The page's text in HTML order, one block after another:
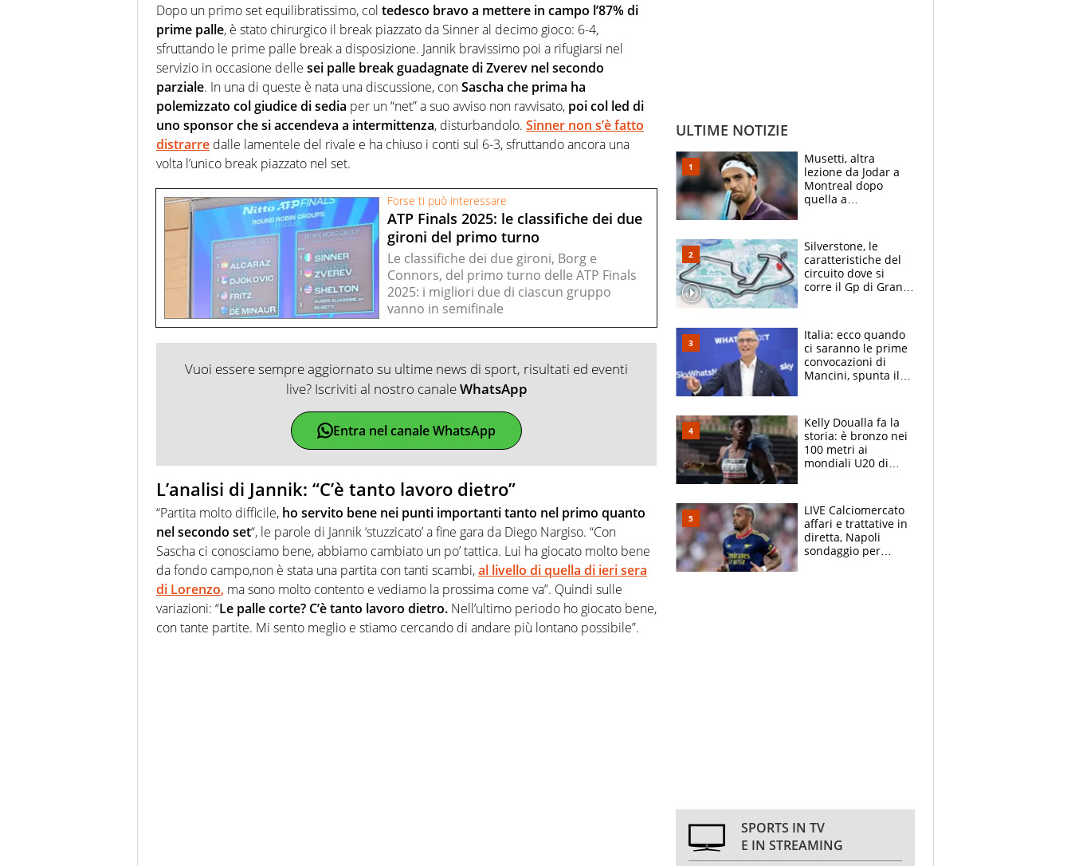
Dopo un primo set equilibratissimo, col tedesco bravo a mettere in campo l’87% di
prime palle, è stato chirurgico il break piazzato da Sinner al decimo gioco: 6-4,
sfruttando le prime palle break a disposizione. Jannik bravissimo poi a rifugiarsi nel
servizio in occasione delle sei palle break guadagnate di Zverev nel secondo
parziale. In una di queste è nata una discussione, conSascha che prima ha
polemizzato col giudice di sedia per un “net” a suo avviso non ravvisato, poi col led di
uno sponsor che si accendeva a intermittenza, disturbandolo. Sinner non s’è fatto
distrarre dalle lamentele del rivale e ha chiuso i conti sul 6-3, sfruttando ancora una
volta l’unico break piazzato nel set.
Forse ti può interessare
ATP Finals 2025: le classifiche dei due
gironi del primo turno
Le classifiche dei due gironi, Borg e
Connors, del primo turno delle ATP Finals
2025: i migliori due di ciascun gruppo
vanno in semifinale
Vuoi essere sempre aggiornato su ultime news di sport, risultati ed eventi
live? Iscriviti al nostro canaleWhatsApp
Entra nel canale WhatsApp
L’analisi di Jannik: “C’è tanto lavoro dietro”
“Partita molto difficile, ho servito bene nei punti importanti tanto nel primo quanto
nel secondo set“, le parole di Jannik ‘stuzzicato’ a fine gara da Diego Nargiso. “Con
Sascha ci conosciamo bene, abbiamo cambiato un po’ tattica. Lui ha giocato molto bene
da fondo campo,non è stata una partita con tanti scambi,al livello di quella di ieri sera
di Lorenzo, ma sono molto contento e vediamo la prossima come va”. Quindi sulle
variazioni: “Le palle corte? C’è tanto lavoro dietro. Nell’ultimo periodo ho giocato bene,
con tante partite. Mi sento meglio e stiamo cercando di andare più lontano possibile”.
ULTIME NOTIZIE
Musetti, altra
lezione da Jodar a
Montreal dopo
quella a
tutto"
Silverstone, le
caratteristiche del
circuito dove si
corre il Gp di Gran
Italia: ecco quando
ci saranno le prime
convocazioni di
Mancini, spunta il
Kelly Doualla fa la
storia: è bronzo nei
100 metri ai
mondiali U20 di
con una gran finale"
LIVE Calciomercato
affari e trattative in
diretta, Napoli
sondaggio per
SPORTS IN TV
E IN STREAMING